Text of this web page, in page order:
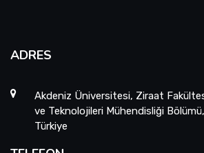
ADRES
Akdeniz Üniversitesi, Ziraat
ve Teknolojileri Mühendisliği
Türkiye